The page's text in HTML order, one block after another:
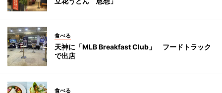
食べる
天神に「MLB Breakfast Club」 フードトラック
で出店
食べる